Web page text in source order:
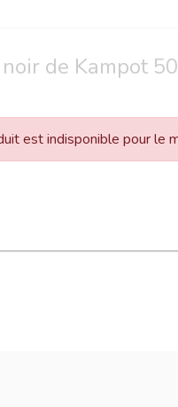
de Kampot
est indisponible pour le